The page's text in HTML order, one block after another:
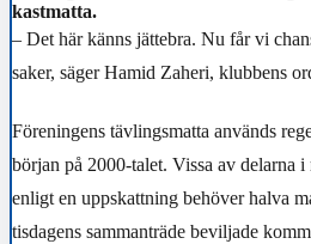
kastmatta.
– Det här känns jättebra. Nu får vi
saker, säger Hamid Zaheri, klubbens
Föreningens tävlingsmatta används
början på 2000-talet. Vissa av delarna
enligt en uppskattning behöver halva
tisdagens sammanträde beviljade